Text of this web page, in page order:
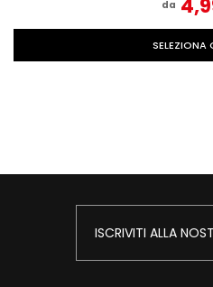
da
SELEZIONA
ISCRIVITI ALLA